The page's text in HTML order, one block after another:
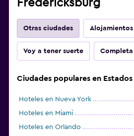
Fredericksburg
Otras ciudades
Voy a tener suerte
Ciudades populares en
Hoteles en Nueva York
Hoteles en Miami
Hoteles en Orlando